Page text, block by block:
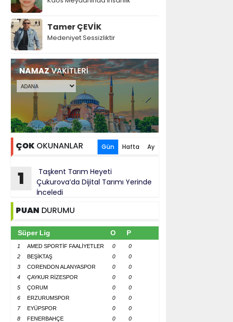
Tamer ÇEVİK
Medeniyet Sessizliktir
NAMAZVAKİTLERİ
ÇOKOKUNANLAR Gün Hafta Ay
1
Taşkent Tarım Heyeti
Çukurova’da Dijital Tarımı Yerinde
İnceledi
PUAN DURUMU
Süper Lig O P
1 AMED SPORTİF FAALİYETLER 0
0
2
BEŞİKTAŞ 0
0
3
CORENDON ALANYASPOR 0
0
4
ÇAYKUR RİZESPOR 0
0
5
ÇORUM 0
0
6
ERZURUMSPOR 0
0
7
EYÜPSPOR 0
0
8
FENERBAHÇE 0
0